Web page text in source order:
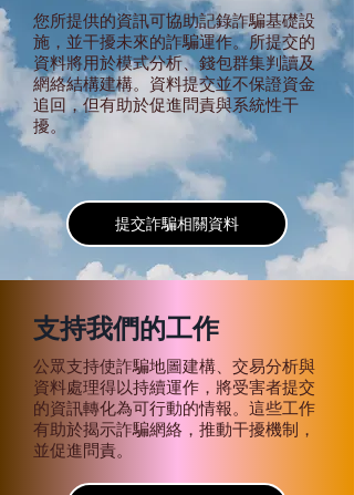
您所提供的資訊可協助記錄詐騙基礎設
施，並干擾未來的詐騙運作。所提交的
資料將用於模式分析、錢包群集判讀及
網絡結構建構。資料提交並不保證資金
追回，但有助於促進問責與系統性干
擾。
提交詐騙相關資料
支持我們的工作
公眾支持使詐騙地圖建構、交易分析與
資料處理得以持續運作，將受害者提交
的資訊轉化為可行動的情報。這些工作
有助於揭示詐騙網絡，推動干擾機制，
並促進問責。